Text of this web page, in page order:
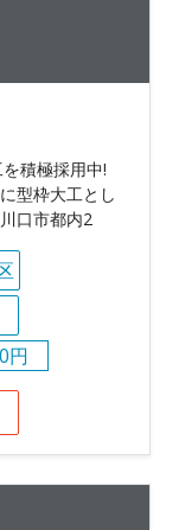
積極採用中!
型枠大工とし
口市都内2
円